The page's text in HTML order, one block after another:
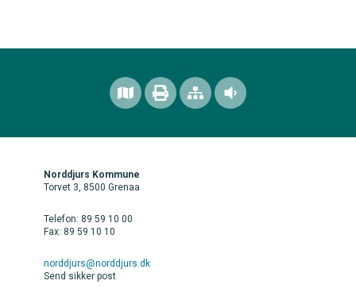
Norddjurs Kommune
Torvet 3, 8500 Grenaa
Telefon: 89 59 10 00
Fax: 89 59 10 10
norddjurs@norddjurs.dk
Send sikker post